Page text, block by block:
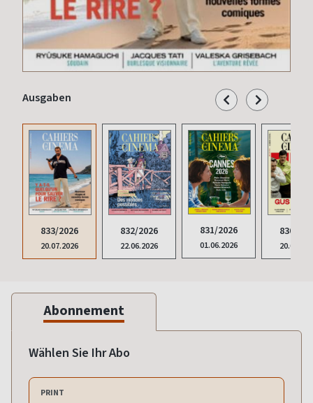
Ausgaben
833/2026
20.07.2026
832/2026
22.06.2026
831/2026
01.06.2026
830/
Abonnement
Wählen Sie Ihr Abo
PRINT